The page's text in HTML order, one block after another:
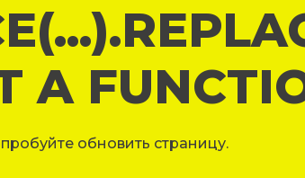
A
обновить страницу.